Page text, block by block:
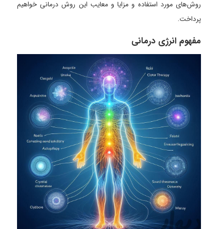
روش‌های مورد استفاده و مزایا و معایب این روش درمانی خواهیم
پرداخت.
مفهوم انرژی درمانی